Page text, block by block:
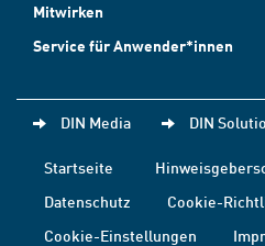
Mitwirken
Service für Anwender*innen
DIN Media DIN
Startseite
Datenschutz
Cookie-
Cookie-Einstellungen